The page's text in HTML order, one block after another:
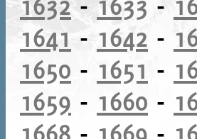
1641 - 1642 -
1650 - 1651 -
1659 - 1660 -